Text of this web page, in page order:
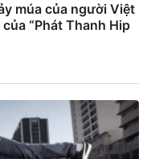
múa của người Việt
“Phát Thanh Hip